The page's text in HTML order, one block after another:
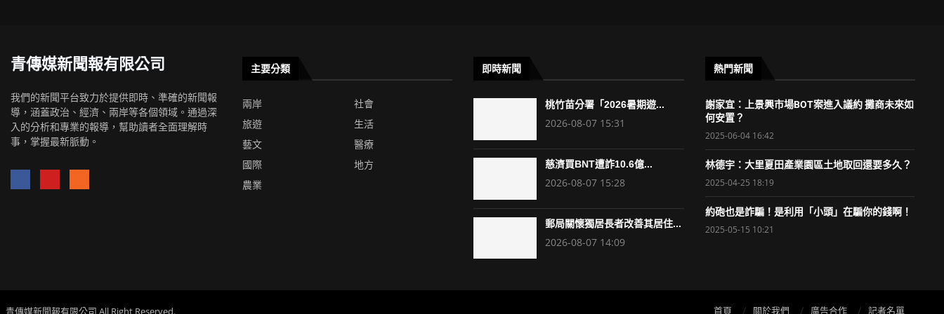
青傳媒新聞報有限公司
我們的新聞平台致力於提供即時、準確的新聞報
導，涵蓋政治、經濟、兩岸等各個領域。通過深
入的分析和專業的報導，幫助讀者全面理解時
事，掌握最新脈動。
主要分類
兩岸
社會
旅遊
生活
藝文
醫療
國際
地方
農業
即時新聞
桃竹苗分署「2026暑期遊...
2026-08-07 15:31
慈濟買BNT遭詐10.6億...
2026-08-07 15:28
郵局關懷獨居長者改善其居住...
2026-08-07 14:09
熱門新聞
謝家宜：上景興市場BOT案進入議約 攤商未來如
何安置？
2025-06-04 16:42
林德宇：大里夏田產業園區土地取回還要多久？
2025-04-25 18:19
約砲也是詐騙！是利用「小頭」在騙你的錢啊！
2025-05-15 10:21
青傳媒新聞報有限公司 All Right Reserved. 首頁 關於我們 廣告合作 記者名單